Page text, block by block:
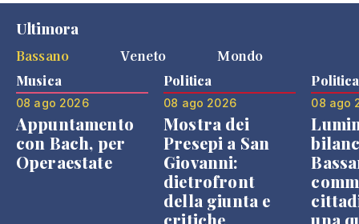
Ultimora
Bassano
Veneto Mondo
Musica
08 ago 2026
Appuntamento
con Bach, per
Operaestate
Politica
08 ago 2026
Mostra dei
Presepi a San
Giovanni:
dietrofront
della giunta e
critiche
Politica
08 ago
una